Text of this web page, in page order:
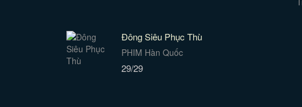
Đông Siêu Phục Thù
PHIM Hàn Quốc
29/29